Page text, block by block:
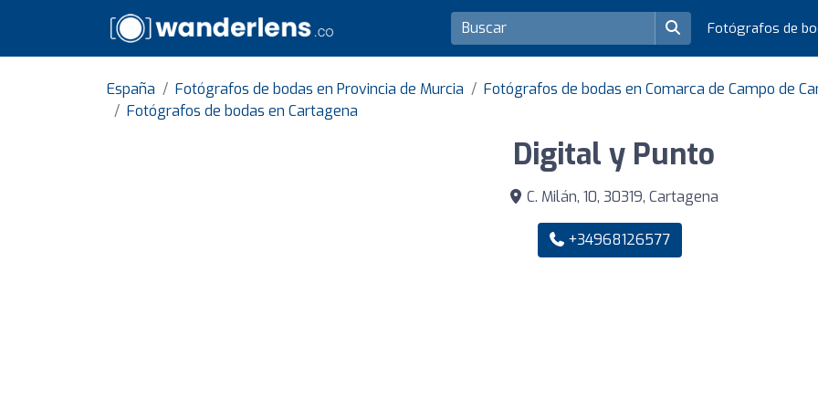
Fotógrafos de
España Fotógrafos de bodas en Provincia de Murcia
Fotógrafos de bodas en Comarca de Campo de
Fotógrafos de bodas en Cartagena
Digital y Punto
C. Milán, 10, 30319, Cartagena
+34968126577